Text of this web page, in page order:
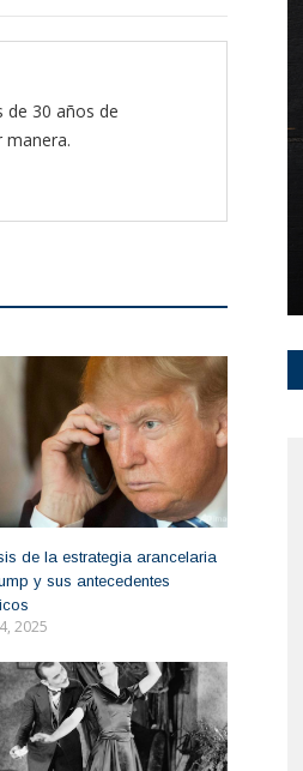
de 30 años de
manera.
de la estrategia arancelaria
y sus antecedentes
2025